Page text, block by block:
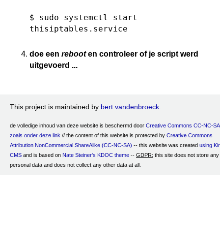
$ sudo systemctl start
thisiptables.service
doe een rebooten controleer of je script werd
uitgevoerd ...
This project is maintained by bert vandenbroeck
de volledige inhoud van deze website is beschermd door Creative Commons CC-NC-SA
zoals onder deze link // the content of this website is protected by Creative Commons
Attribution NonCommercial ShareAlike (CC-NC-SA) -- this website was created using
CMS and is based on Nate Steiner's KDOC theme -- GDPR: this site does not store any
personal data and does not collect any other data at all.